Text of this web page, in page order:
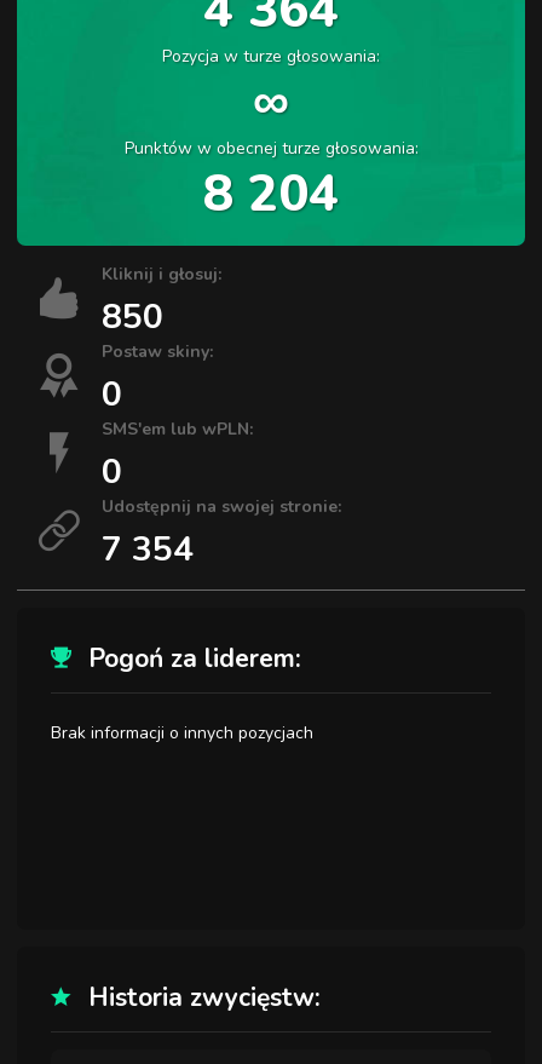
Pozycja w turze głosowania:
∞
Punktów w obecnej turze głosowania:
8 204
Kliknij i głosuj:
850
Postaw skiny:
0
SMS'em lub wPLN:
0
Udostępnij na swojej stronie:
7 354
Pogoń za liderem:
Brak informacji o innych pozycjach
Historia zwycięstw: